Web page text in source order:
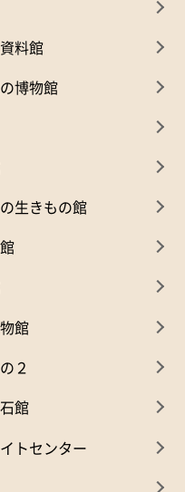
料館
博物館
生きもの館
館
２
館
トセンター